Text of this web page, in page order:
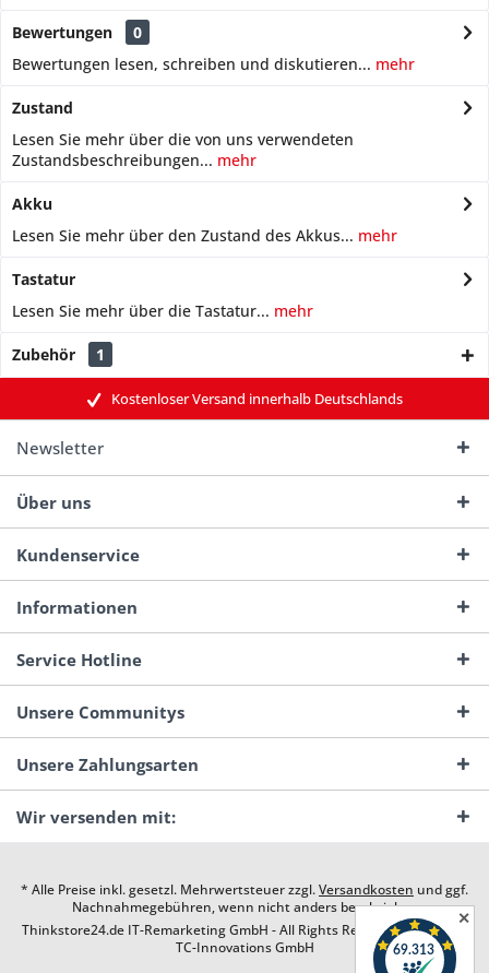
Bewertungen
0
Bewertungen lesen, schreiben und diskutieren... mehr
Zustand
Lesen Sie mehr über die von uns verwendeten
Zustandsbeschreibungen... mehr
Akku
Lesen Sie mehr über den Zustand des Akkus... mehr
Tastatur
Lesen Sie mehr über die Tastatur... mehr
Zubehör 1
Kostenloser Versand innerhalb Deutschlands
Newsletter
Über uns
Kundenservice
Informationen
Service Hotline
Unsere Communitys
Unsere Zahlungsarten
Wir versenden mit:
* Alle Preise inkl. gesetzl. Mehrwertsteuer zzgl.Versandkosten und ggf.
Nachnahmegebühren, wenn nicht anders beschrieben
Thinkstore24.de IT-Remarketing GmbH - All Rights Reserved. Design by
TC-Innovations GmbH
✕